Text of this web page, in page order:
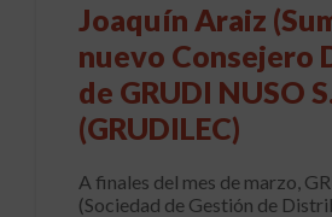
Joaquín Araiz
nuevo Consejero
de GRUDI NUSO
(GRUDILEC)
A finales del mes de marzo,
(Sociedad de Gestión de